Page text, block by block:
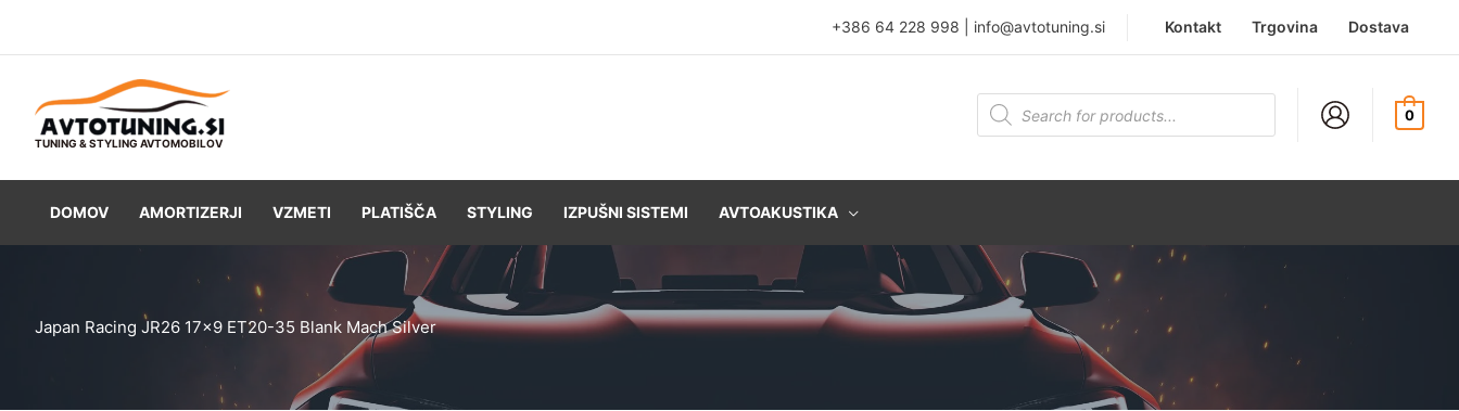
+386 64 228 998 info@avtotuning.si Kontakt Trgovina Dostava
TUNING & STYLING AVTOMOBILOV
Products
search 0
DOMOV AMORTIZERJI VZMETI PLATIŠČA STYLING IZPUŠNI SISTEMI AVTOAKUSTIKA
Japan Racing JR26 17×9 ET20-35 Blank Mach Silver